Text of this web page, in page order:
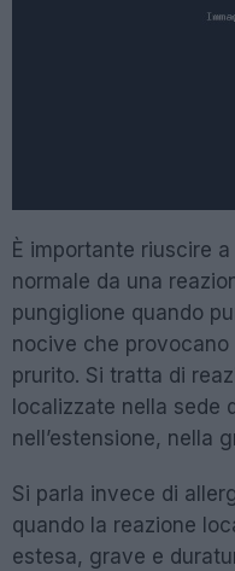
È importante riuscire
normale da una
pungiglione quando
nocive che
prurito. Si tratta di
localizzate nella sede
nell’estensione, nella
Si parla invece di
quando la reazione
estesa, grave e